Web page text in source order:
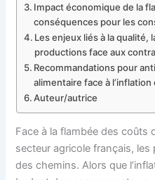
Impact économique de la
conséquences pour les
Les enjeux liés à la qualité,
productions face aux
Recommandations pour
alimentaire face à
Auteur/autrice
Face à la flambée des coûts
secteur agricole français,
des chemins. Alors que